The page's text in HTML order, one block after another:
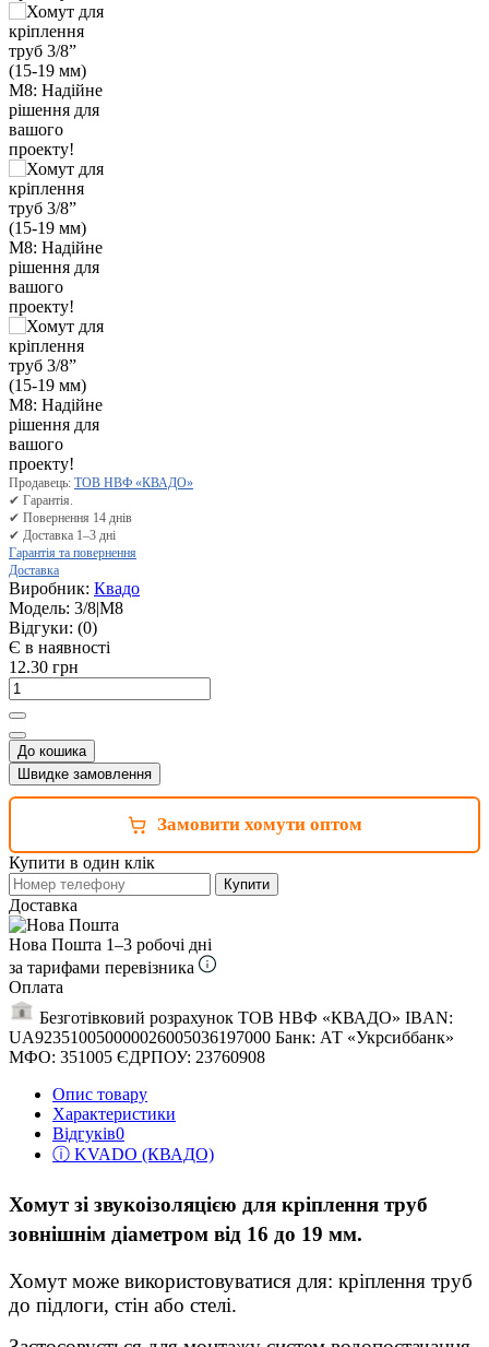
Продавець: ТОВ НВФ «КВАДО»
✔ Гарантія.
✔ Повернення 14 днів
✔ Доставка 1–3 дні
Гарантія та повернення
Доставка
Виробник: Квадо
Модель: 3/8|М8
Відгуки: (0)
Є в наявності
12.30 грн
До кошика
Швидке замовлення
Замовити хомути оптом
Купити в один клік
Купити
Доставка
Нова Пошта 1–3 робочі дні
за тарифами перевізника
Оплата
Безготівковий розрахунок ТОВ НВФ «КВАДО» IBAN:
UA923510050000026005036197000 Банк: АТ «Укрсиббанк»
МФО: 351005 ЄДРПОУ: 23760908
Опис товару
Характеристики
Відгуків0
ⓘ KVADO (КВАДО)
Хомут зі звукоізоляцією для кріплення труб
зовнішнім діаметром від 16 до 19 мм.
Хомут може використовуватися для: кріплення труб
до підлоги, стін або стелі.